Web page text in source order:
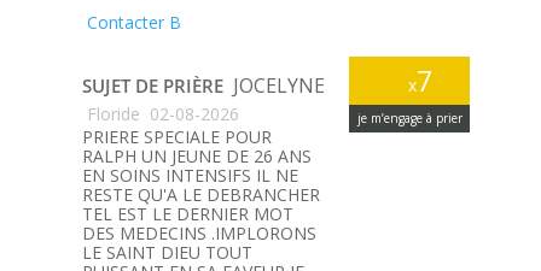
Contacter B
x7
je m’engage à prier
SUJET DE PRIÈRE JOCELYNE
Floride 02-08-2026
PRIERE SPECIALE POUR
RALPH UN JEUNE DE 26 ANS
EN SOINS INTENSIFS IL NE
RESTE QU'A LE DEBRANCHER
TEL EST LE DERNIER MOT
DES MEDECINS .IMPLORONS
LE SAINT DIEU TOUT